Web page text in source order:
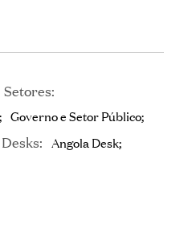
Setores:
Governo e Setor Público
Desks: Angola Desk